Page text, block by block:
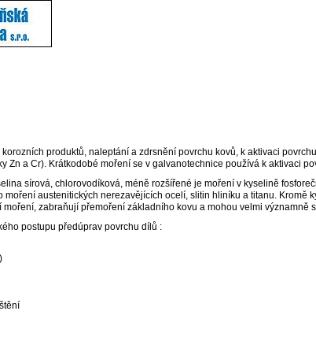
produktů, naleptání a zdrsnění povrchu kovů, k aktivaci
Zn a Cr). Krátkodobé moření se v galvanotechnice používá k aktivaci
sírová, chlorovodíková, méně rozšířené je moření v kyselině
moření austenitických nerezavějících ocelí, slitin hliníku a titanu.
moření, zabraňují přemoření základního kovu a mohou velmi významně
postupu předúprav povrchu dílů :